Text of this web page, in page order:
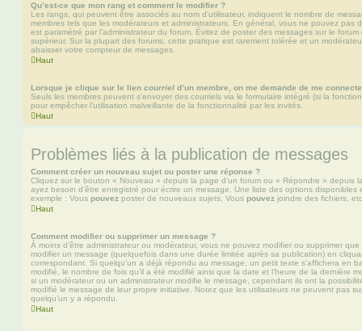
Qu’est-ce que mon rang et comment le modifier ?
Les rangs, qui peuvent être associés au nom d’utilisateur, indiquent le nombre de
membres tels que les modérateurs et administrateurs. En général, vous ne pouvez pas
est paramétré par l’administrateur du forum. Évitez de poster des messages sur le
supérieur. Sur la plupart des forums, cette pratique est rarement tolérée et un
abaisser votre compteur de messages.
Haut
Lorsque je clique sur le lien courriel d’un membre, on me demande de me
Seuls les membres peuvent s’envoyer des courriels via le formulaire intégré (si la
pour empêcher l’utilisation malveillante de la fonctionnalité par les invités.
Haut
Problèmes liés à la publication de messages
Comment créer un nouveau sujet ou poster une réponse ?
Cliquez sur le bouton « Nouveau » depuis la page d’un forum ou « Répondre » depuis
ayez besoin d’être enregistré pour écrire un message. Une liste des options
exemple : Vous pouvez poster de nouveaux sujets, Vous pouvez joindre des fichiers,
Haut
Comment modifier ou supprimer un message ?
À moins d’être administrateur ou modérateur, vous ne pouvez modifier ou supprimer
modifier un message (quelquefois dans une durée limitée après sa publication) en
correspondant. Si quelqu’un a déjà répondu au message, un petit texte s’affichera en
modifié, le nombre de fois qu’il a été modifié ainsi que la date et l’heure de la dernière
si un modérateur ou un administrateur modifie le message, cependant ils ont la
modifié le message de leur propre initiative. Notez que les utilisateurs ne peuvent pas
quelqu’un y a répondu.
Haut